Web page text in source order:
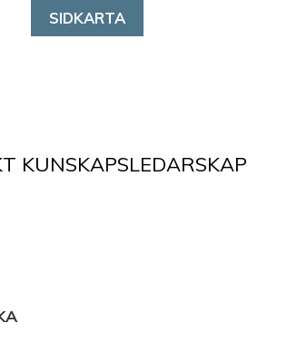
SIDKARTA
KUNSKAPSLEDARSKAP